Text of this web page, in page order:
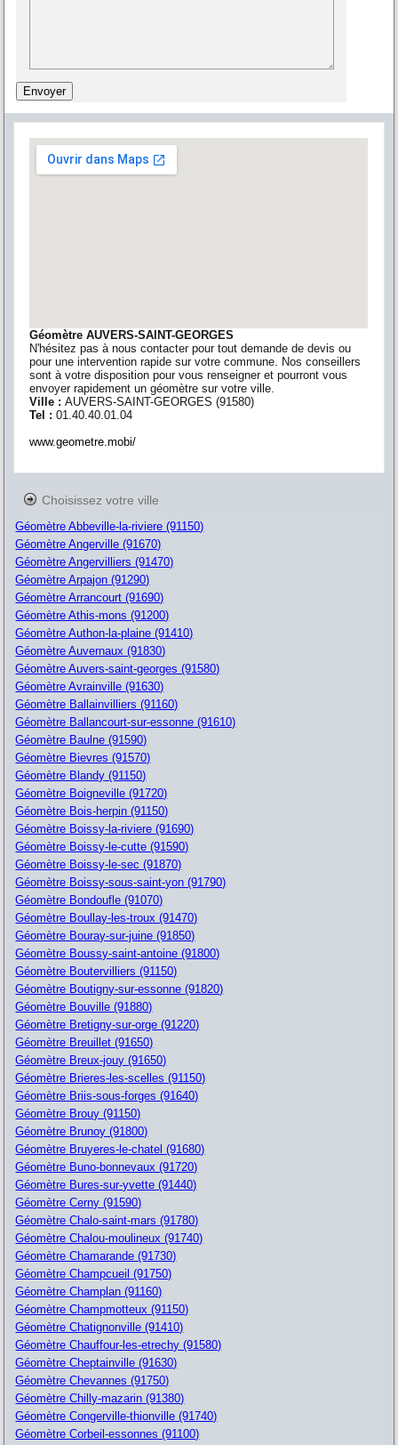
Géomètre AUVERS-SAINT-GEORGES
N'hésitez pas à nous contacter pour tout demande de devis ou
pour une intervention rapide sur votre commune. Nos conseillers
sont à votre disposition pour vous renseigner et pourront vous
envoyer rapidement un géomètre sur votre ville.
Ville :AUVERS-SAINT-GEORGES (91580)
Tel :01.40.40.01.04
www.geometre.mobi/
Choisissez votre ville
Géomètre Abbeville-la-riviere (91150)
Géomètre Angerville (91670)
Géomètre Angervilliers (91470)
Géomètre Arpajon (91290)
Géomètre Arrancourt (91690)
Géomètre Athis-mons (91200)
Géomètre Authon-la-plaine (91410)
Géomètre Auvernaux (91830)
Géomètre Auvers-saint-georges (91580)
Géomètre Avrainville (91630)
Géomètre Ballainvilliers (91160)
Géomètre Ballancourt-sur-essonne (91610)
Géomètre Baulne (91590)
Géomètre Bievres (91570)
Géomètre Blandy (91150)
Géomètre Boigneville (91720)
Géomètre Bois-herpin (91150)
Géomètre Boissy-la-riviere (91690)
Géomètre Boissy-le-cutte (91590)
Géomètre Boissy-le-sec (91870)
Géomètre Boissy-sous-saint-yon (91790)
Géomètre Bondoufle (91070)
Géomètre Boullay-les-troux (91470)
Géomètre Bouray-sur-juine (91850)
Géomètre Boussy-saint-antoine (91800)
Géomètre Boutervilliers (91150)
Géomètre Boutigny-sur-essonne (91820)
Géomètre Bouville (91880)
Géomètre Bretigny-sur-orge (91220)
Géomètre Breuillet (91650)
Géomètre Breux-jouy (91650)
Géomètre Brieres-les-scelles (91150)
Géomètre Briis-sous-forges (91640)
Géomètre Brouy (91150)
Géomètre Brunoy (91800)
Géomètre Bruyeres-le-chatel (91680)
Géomètre Buno-bonnevaux (91720)
Géomètre Bures-sur-yvette (91440)
Géomètre Cerny (91590)
Géomètre Chalo-saint-mars (91780)
Géomètre Chalou-moulineux (91740)
Géomètre Chamarande (91730)
Géomètre Champcueil (91750)
Géomètre Champlan (91160)
Géomètre Champmotteux (91150)
Géomètre Chatignonville (91410)
Géomètre Chauffour-les-etrechy (91580)
Géomètre Cheptainville (91630)
Géomètre Chevannes (91750)
Géomètre Chilly-mazarin (91380)
Géomètre Congerville-thionville (91740)
Géomètre Corbeil-essonnes (91100)